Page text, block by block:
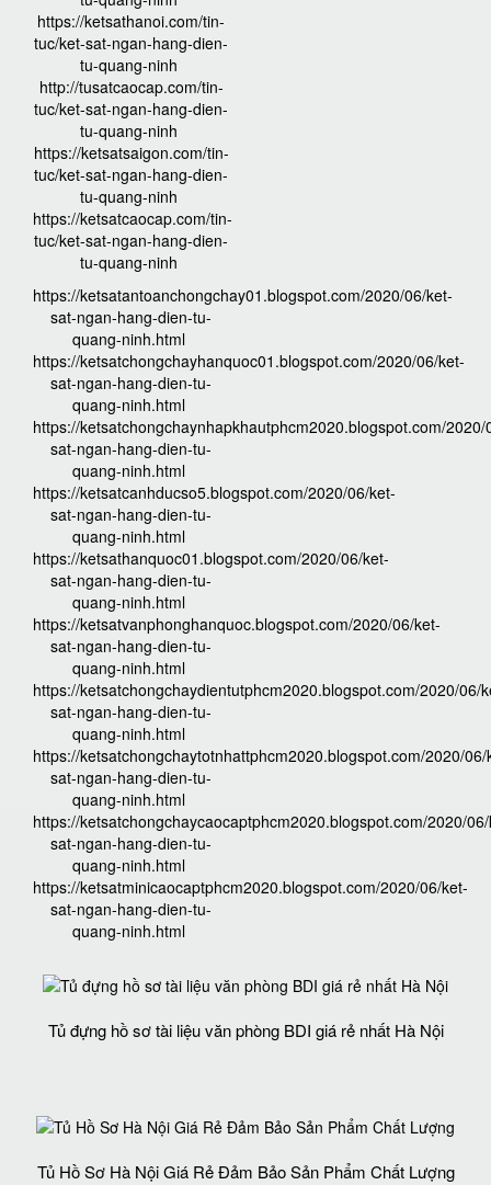
https://ketsathanoi.com/tin-
tuc/ket-sat-ngan-hang-dien-
tu-quang-ninh
http://tusatcaocap.com/tin-
tuc/ket-sat-ngan-hang-dien-
tu-quang-ninh
https://ketsatsaigon.com/tin-
tuc/ket-sat-ngan-hang-dien-
tu-quang-ninh
https://ketsatcaocap.com/tin-
tuc/ket-sat-ngan-hang-dien-
tu-quang-ninh
https://ketsatantoanchongchay01.blogspot.com/2020/06/ket-
sat-ngan-hang-dien-tu-
quang-ninh.html
https://ketsatchongchayhanquoc01.blogspot.com/2020/06/ket-
sat-ngan-hang-dien-tu-
quang-ninh.html
https://ketsatchongchaynhapkhautphcm2020.blogspot.com/2020/
sat-ngan-hang-dien-tu-
quang-ninh.html
https://ketsatcanhducso5.blogspot.com/2020/06/ket-
sat-ngan-hang-dien-tu-
quang-ninh.html
https://ketsathanquoc01.blogspot.com/2020/06/ket-
sat-ngan-hang-dien-tu-
quang-ninh.html
https://ketsatvanphonghanquoc.blogspot.com/2020/06/ket-
sat-ngan-hang-dien-tu-
quang-ninh.html
https://ketsatchongchaydientutphcm2020.blogspot.com/2020/06/
sat-ngan-hang-dien-tu-
quang-ninh.html
https://ketsatchongchaytotnhattphcm2020.blogspot.com/2020/06/
sat-ngan-hang-dien-tu-
quang-ninh.html
https://ketsatchongchaycaocaptphcm2020.blogspot.com/2020/
sat-ngan-hang-dien-tu-
quang-ninh.html
https://ketsatminicaocaptphcm2020.blogspot.com/2020/06/ket-
sat-ngan-hang-dien-tu-
quang-ninh.html
Tủ đựng hồ sơ tài liệu văn phòng BDI giá rẻ nhất Hà Nội
Tủ Hồ Sơ Hà Nội Giá Rẻ Đảm Bảo Sản Phẩm Chất Lượng‎